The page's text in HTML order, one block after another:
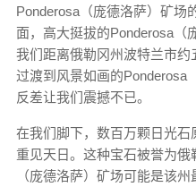
Ponderosa（庞德洛萨）矿场
面，高大挺拔的Ponderosa（
我们距离俄勒冈州波特兰市
过渡到风景如画的Ponderosa
反差让我们震撼不已。
在我们脚下，数百万颗日光
重见天日。这种宝石被誉为
（庞德洛萨）矿场可能是该